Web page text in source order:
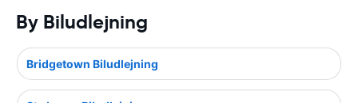
By Biludlejning
Bridgetown Biludlejning